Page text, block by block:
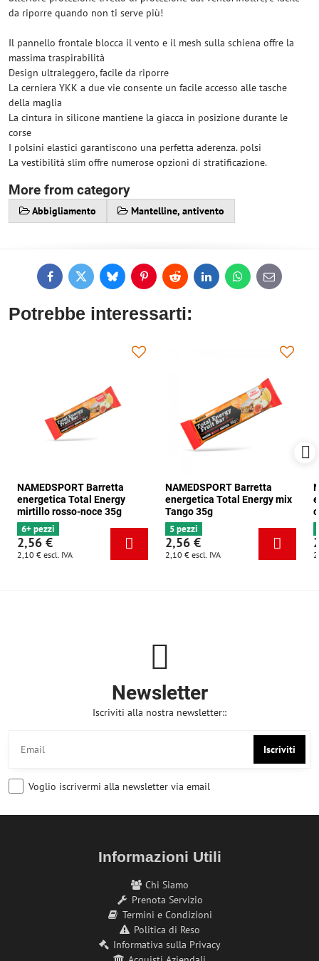
da riporre quando non ti serve più!
Il pannello frontale blocca il vento e il mesh sulla schiena offre la
massima traspirabilità
Design ultraleggero, facile da riporre
La cerniera YKK a due vie consente un facile accesso alle tasche
della maglia
La cintura in silicone mantiene la giacca in posizione durante le
corse
I polsini elastici garantiscono una perfetta aderenza. polsi
La vestibilità slim offre numerose opzioni di stratificazione.
More from category
Abbigliamento Mantelline, antivento
FacebookTwitterBlueskyPinterestReddit LinkedInWhatsApp
E-
mail
Potrebbe interessarti:
NAMEDSPORT Barretta
energetica Total Energy
mirtillo rosso-noce 35g
6+ pezzi
2,56 €
2,10 € escl. IVA
NAMEDSPORT Barretta
energetica Total Energy mix
Tango 35g
5 pezzi
2,56 €
2,10 € escl. IVA
Newsletter
Iscriviti alla nostra newsletter::
Iscriviti
Voglio iscrivermi alla newsletter via email
Informazioni Utili
Chi Siamo
Prenota Servizio
Termini e Condizioni
Politica di Reso
Informativa sulla Privacy